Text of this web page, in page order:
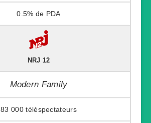
0.5%
NRJ 12
Modern Family
83 000